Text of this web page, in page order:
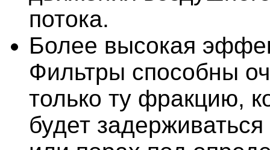
потока.
Более высокая
Фильтры способны
только ту фракцию,
будет